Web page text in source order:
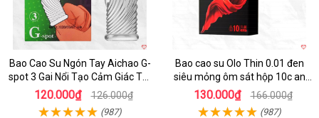
Bao Cao Su Ngón Tay Aichao G-
spot 3 Gai Nổi Tạo Cảm Giác Tột
Đỉnh
120.000₫ 126.000₫
(987)
Bao cao su Olo Thin 0.01 đen
siêu mỏng ôm sát hộp 10c an
toàn
130.000₫ 166.000₫
(987)